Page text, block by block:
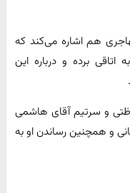
هم اشاره می‌کند که
برده و درباره این
و سرتیم آقای هاشمی
و همچنین رساندن او به